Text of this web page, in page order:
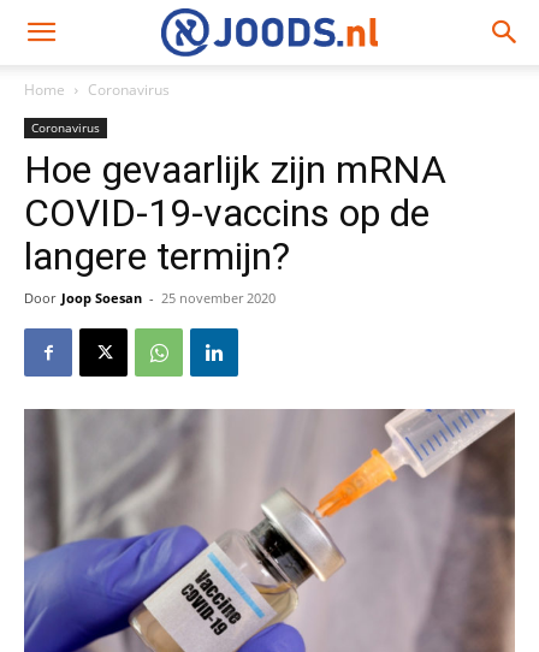
Home Coronavirus
Coronavirus
Hoe gevaarlijk zijn mRNA
COVID-19-vaccins op de
langere termijn?
Door Joop Soesan - 25 november 2020